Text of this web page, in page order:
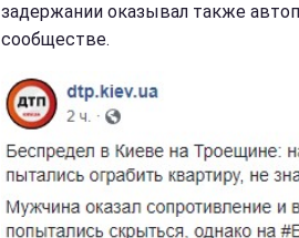
задержании оказывал также
сообществе.